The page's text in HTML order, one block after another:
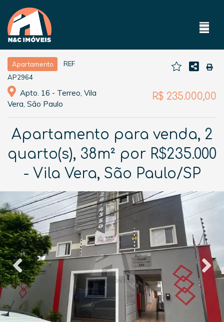
Apartamento
REF
AP2964
Apto. 16 - Terreo, Vila
Vera, São Paulo
R$ 235.000,00
Apartamento para venda, 2
quarto(s), 38m² por R$235.000
- Vila Vera, São Paulo/SP